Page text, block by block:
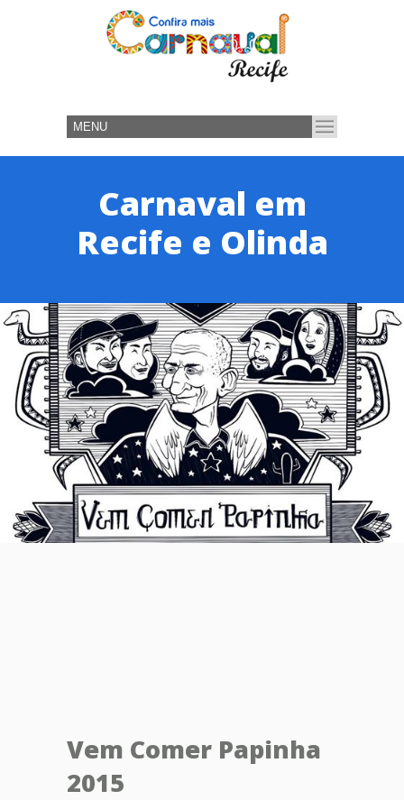
Carnaval em
Recife e Olinda
Vem Comer Papinha
2015